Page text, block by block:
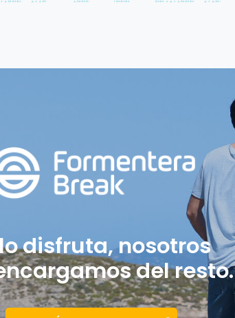
disfruta, nosotros
del resto.